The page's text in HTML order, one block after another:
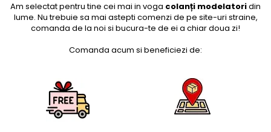
Am selectat pentru tine cei mai in voga colanți modelatoridin
lume. Nu trebuie sa mai astepti comenzi de pe site-uri straine,
comanda de la noi si bucura-te de ei a chiar doua zi!
Comanda acum si beneficiezi de: